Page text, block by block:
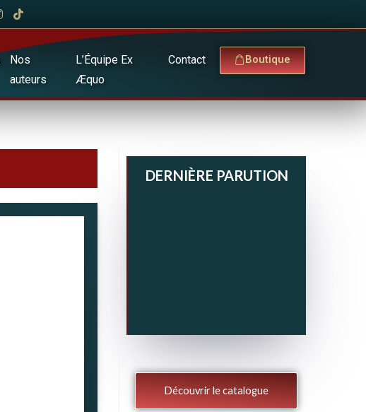
Nos
auteurs
L’Équipe Ex
Æquo
Contact Boutique
DERNIÈRE PARUTION
Découvrir le catalogue